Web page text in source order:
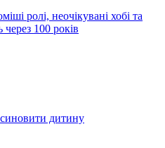
ролі, неочікувані хобі та
100 років
дитину